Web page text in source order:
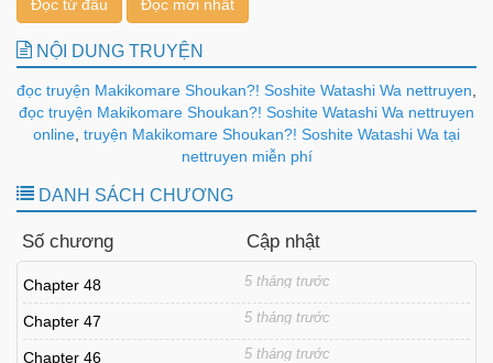
Đọc từ đầu Đọc mới nhất
NỘI DUNG TRUYỆN
đọc truyện Makikomare Shoukan?! Soshite Watashi Wa nettruyen,
đọc truyện Makikomare Shoukan?! Soshite Watashi Wa nettruyen
online, truyện Makikomare Shoukan?! Soshite Watashi Wa tại
nettruyen miễn phí
DANH SÁCH CHƯƠNG
Số chương Cập nhật
Chapter 48 5 tháng trước
Chapter 47 5 tháng trước
Chapter 46 5 tháng trước